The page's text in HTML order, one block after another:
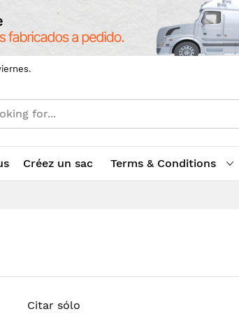
Créez un sac Terms & Conditions
Citar sólo